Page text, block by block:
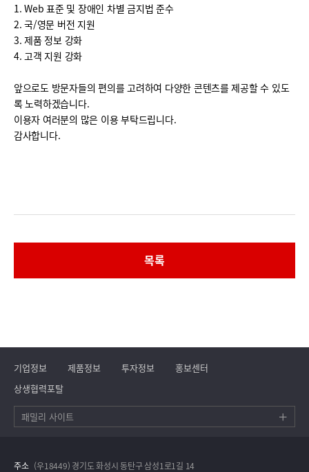
1. Web 표준 및 장애인 차별 금지법 준수
2. 국/영문 버전 지원
3. 제품 정보 강화
4. 고객 지원 강화
앞으로도 방문자들의 편의를 고려하여 다양한 콘텐츠를 제공할 수 있도
록 노력하겠습니다.
이용자 여러분의 많은 이용 부탁드립니다.
감사합니다.
목록
기업정보 제품정보 투자정보
홍보센터
상생협력포탈
패밀리 사이트
주소 (우18449) 경기도 화성시 동탄구 삼성1로1길 14